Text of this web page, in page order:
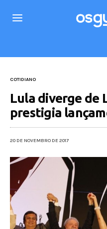
COTIDIANO
Lula diverge de
prestigia
20 DE NOVEMBRO DE 2017